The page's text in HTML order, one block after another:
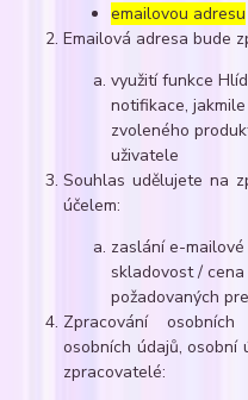
emailovou adresu
Emailová adresa bude
využití funkce
notifikace,
zvoleného
uživatele
Souhlas udělujete na
účelem:
zaslání e-
skladovost /
požadovaných
Zpracování
osobních údajů, osobní
zpracovatelé: